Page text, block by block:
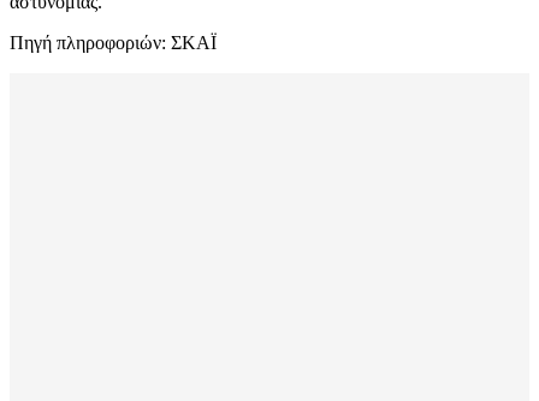
Πηγή πληροφοριών: ΣΚΑΪ